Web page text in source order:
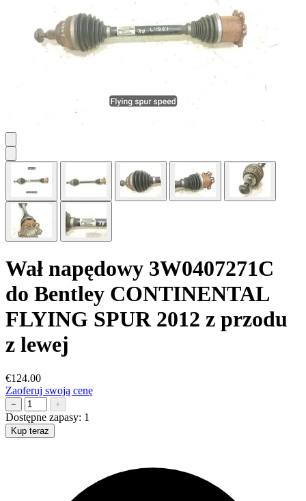
Wał napędowy 3W0407271C
do Bentley CONTINENTAL
FLYING SPUR 2012 z przodu
z lewej
€124.00
Zaoferuj swoją cenę
− +
Dostępne zapasy: 1
Kup teraz